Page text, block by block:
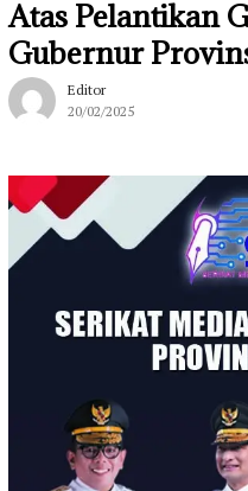
Atas Pelantikan
Gubernur
Editor
20/02/2025